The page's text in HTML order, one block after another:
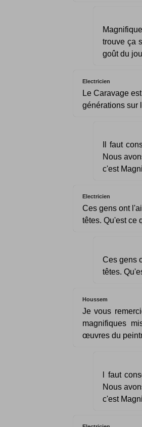
trouve ça
goût du
Electricien
Le Caravage
générations sur
Il faut
Nous
c'est
Electricien
Ces gens ont
têtes. Qu'est ce
Ces gens
têtes.
Houssem
Je vous
magnifiques
œuvres du
l faut
Nous
c'est